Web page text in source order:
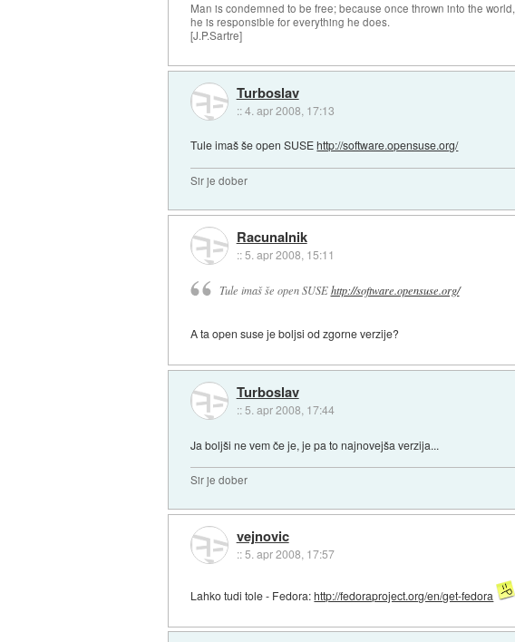
Man is condemned to be free; because once thrown into the world,
he is responsible for everything he does.
[J.P.Sartre]
Turboslav
::4. apr 2008, 17:13
Tule imaš še open SUSEhttp://software.opensuse.org/
Sir je dober
Racunalnik
::5. apr 2008, 15:11
Tule imaš še open SUSEhttp://software.opensuse.org/
A ta open suse je boljsi od zgorne verzije?
Turboslav
:: 5. apr 2008, 17:44
Ja boljši ne vem če je, je pa to najnovejša verzija...
Sir je dober
vejnovic
::5. apr 2008, 17:57
Lahko tudi tole - Fedora:http://fedoraproject.org/en/get-fedora